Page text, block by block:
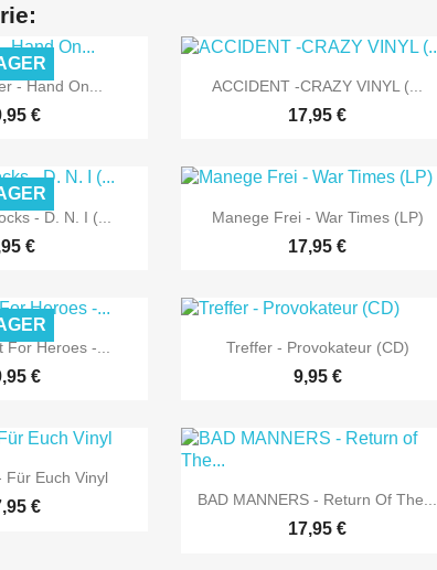
- Hand On...
€
 Vorschau
ACCIDENT -CRAZY VINYL (...
17,95 €
- D. N. I (...
€
 Vorschau
Manege Frei - War Times (LP)
17,95 €
Heroes -...
€
 Vorschau
Treffer - Provokateur (CD)
9,95 €
Für Euch Vinyl
€  Vorschau
BAD MANNERS - Return Of The...
17,95 €